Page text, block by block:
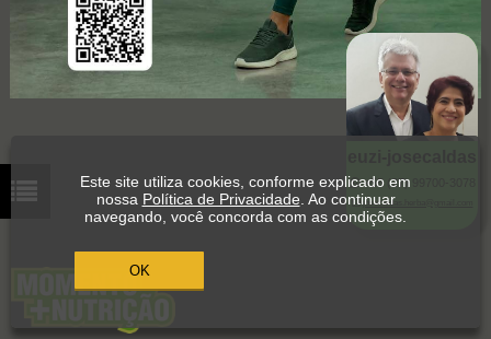
+55 (27) 99700-3078
josecaldas.herba@gmail.com
Este site utiliza cookies, conforme explicado em
nossa Política de Privacidade . Ao continuar
navegando, você concorda com as condições.
OK